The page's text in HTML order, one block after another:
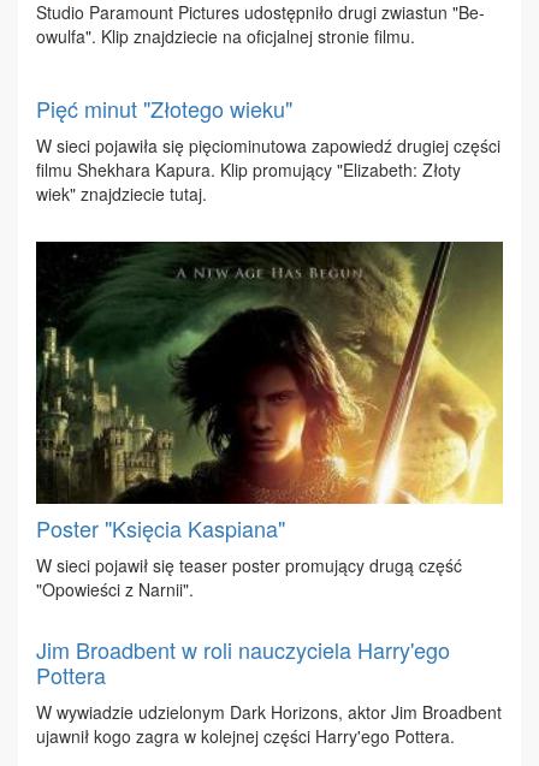
Stu­dio Pa­ra­mo­unt Pic­tu­res udo­stęp­ni­ło dru­gi zwia­stun "Be­
owul­fa". Klip znaj­dzie­cie na ofi­cjal­nej stro­nie fil­mu.
Pięć minut "Złotego wieku"
W sie­ci po­ja­wi­ła się pię­cio­mi­nu­to­wa za­po­wiedź dru­giej czę­ści
fil­mu She­kha­ra Ka­pu­ra. Klip pro­mu­ją­cy "Eli­za­beth: Zło­ty
wiek" znaj­dzie­cie tu­taj.
Poster "Księcia Kaspiana"
W sie­ci po­ja­wił się te­aser po­ster pro­mu­ją­cy dru­gą część
"Opo­wie­ści z Na­rnii".
Jim Broadbent w roli nauczyciela Harry'ego
Pottera
W wy­wia­dzie udzie­lo­nym Dark Ho­ri­zons, ak­tor Jim Bro­ad­bent
ujaw­nił ko­go za­gra w ko­lej­nej czę­ści Har­ry'ego Pot­te­ra.